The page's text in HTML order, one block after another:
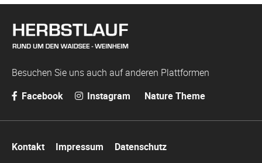
Besuchen Sie uns auch auf anderen Plattformen
Facebook
Instagram Nature Theme
überspringen
Kontakt Impressum Datenschutz